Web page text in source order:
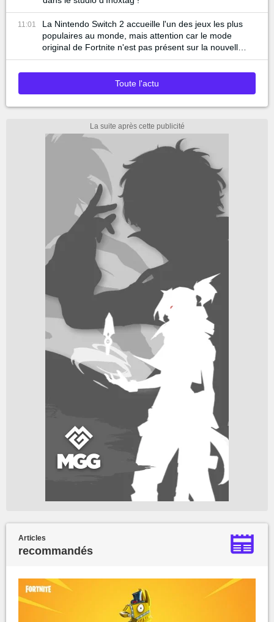
11:01
La Nintendo Switch 2 accueille l'un des jeux les plus
populaires au monde, mais attention car le mode
original de Fortnite n'est pas présent sur la nouvelle
console...
Toute l'actu
Articles
recommandés